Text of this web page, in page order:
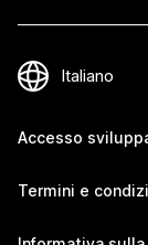
Accesso
Termini e